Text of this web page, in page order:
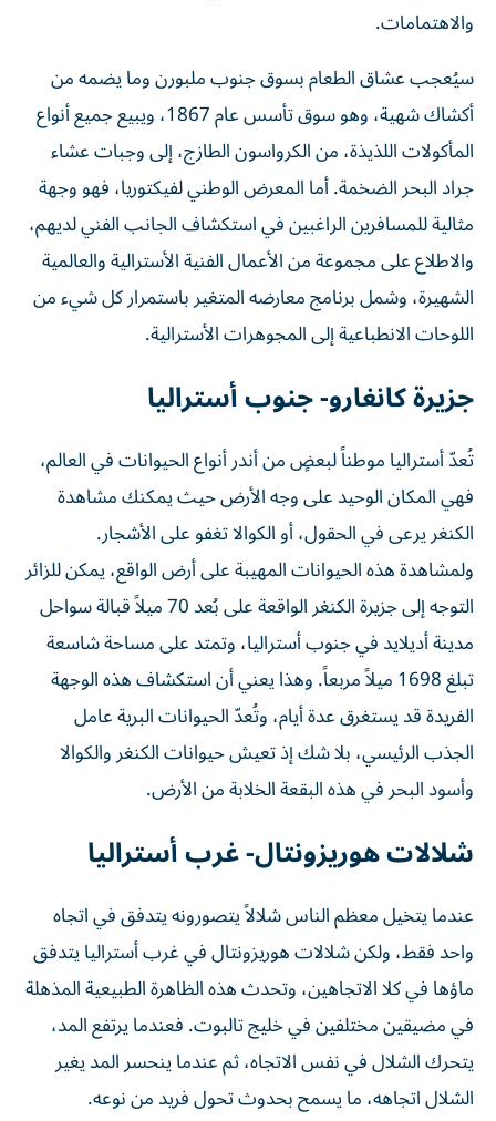
والاهتمامات.
سيُعجب عشاق الطعام بسوق جنوب ملبورن وما يضمه من
أكشاك شهية، وهو سوق تأسس عام 1867، ويبيع جميع أنواع
المأكولات اللذيذة، من الكرواسون الطازج، إلى وجبات عشاء
جراد البحر الضخمة. أما المعرض الوطني لفيكتوريا، فهو وجهة
مثالية للمسافرين الراغبين في استكشاف الجانب الفني لديهم،
والاطلاع على مجموعة من الأعمال الفنية الأسترالية والعالمية
الشهيرة، وشمل برنامج معارضه المتغير باستمرار كل شيء من
اللوحات الانطباعية إلى المجوهرات الأسترالية.
جزيرة كانغارو- جنوب أستراليا
تُعدّ أستراليا موطناً لبعضٍ من أندر أنواع الحيوانات في العالم،
فهي المكان الوحيد على وجه الأرض حيث يمكنك مشاهدة
الكنغر يرعى في الحقول، أو الكوالا تغفو على الأشجار.
ولمشاهدة هذه الحيوانات المهيبة على أرض الواقع، يمكن للزائر
التوجه إلى جزيرة الكنغر الواقعة على بُعد 70 ميلاً قبالة سواحل
مدينة أديلايد في جنوب أستراليا، وتمتد على مساحة شاسعة
تبلغ 1698 ميلاً مربعاً. وهذا يعني أن استكشاف هذه الوجهة
الفريدة قد يستغرق عدة أيام، وتُعدّ الحيوانات البرية عامل
الجذب الرئيسي، بلا شك إذ تعيش حيوانات الكنغر والكوالا
وأسود البحر في هذه البقعة الخلابة من الأرض.
شلالات هوريزونتال- غرب أستراليا
عندما يتخيل معظم الناس شلالاً يتصورونه يتدفق في اتجاه
واحد فقط، ولكن شلالات هوريزونتال في غرب أستراليا يتدفق
ماؤها في كلا الاتجاهين، وتحدث هذه الظاهرة الطبيعية المذهلة
في مضيقين مختلفين في خليج تالبوت. فعندما يرتفع المد،
يتحرك الشلال في نفس الاتجاه، ثم عندما ينحسر المد يغير
الشلال اتجاهه، ما يسمح بحدوث تحول فريد من نوعه.